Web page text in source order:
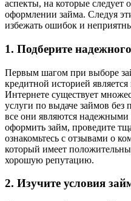
аспекты, на которые следует
оформлении займа. Следуя
избежать ошибок и
1. Подберите
Первым шагом при выборе
кредитной историей
Интернете существует
услуги по выдаче займов без
все они являются
оформить займ, проведите
ознакомьтесь с отзывами о
который имеет
хорошую репутацию.
2. Изучите условия